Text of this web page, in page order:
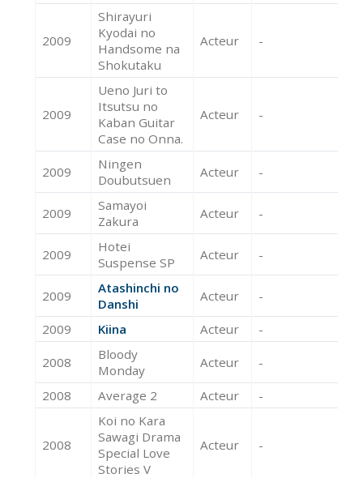
2009
Shirayuri
Kyodai no
Handsome na
Shokutaku
Acteur -
2009
Ueno Juri to
Itsutsu no
Kaban Guitar
Case no Onna.
Acteur -
2009
Ningen
Doubutsuen
Acteur -
2009
Samayoi
Zakura
Acteur -
2009
Hotei
Suspense SP
Acteur -
2009
Atashinchi no
Danshi
Acteur -
2009 Kiina Acteur -
2008
Bloody
Monday
Acteur -
2008 Average 2 Acteur -
2008
Koi no Kara
Sawagi Drama
Special Love
Stories V
Acteur -